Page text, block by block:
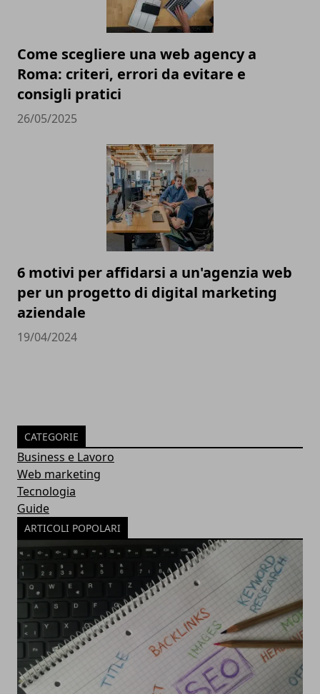
Come scegliere una web agency a
Roma: criteri, errori da evitare e
consigli pratici
26/05/2025
6 motivi per affidarsi a un'agenzia web
per un progetto di digital marketing
aziendale
19/04/2024
CATEGORIE
Business e Lavoro
Web marketing
Tecnologia
Guide
ARTICOLI POPOLARI